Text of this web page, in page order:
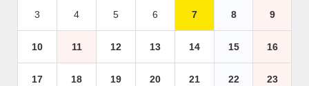
3 4 5 6 7 8 9
10 11 12 13 14 15 16
17 18 19 20 21 22 23